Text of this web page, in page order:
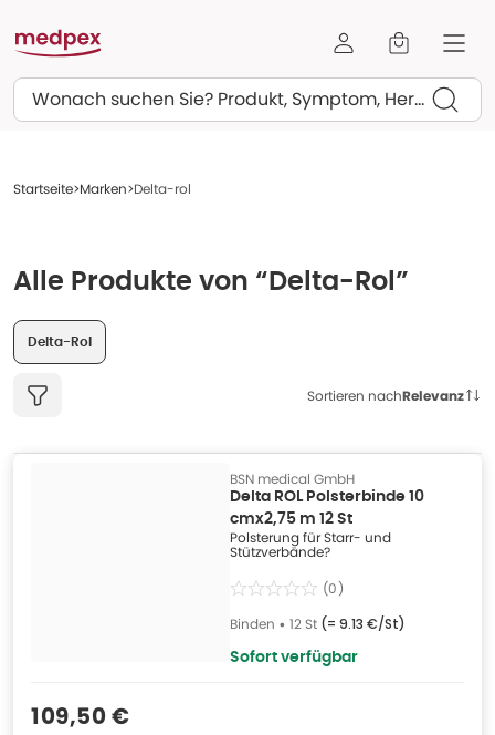
Suchen
Startseite Marken Delta-rol
Alle Produkte von “Delta-Rol”
Delta-Rol
Sortieren nachRelevanz
BSN medical GmbH
Delta ROL Polsterbinde 10
cmx2,75 m 12 St
Polsterung für Starr- und
Stützverbände?
(0)
Binden • 12 St (= 9.13 €/St)
Sofort verfügbar
Verkaufspreis
109,50 €